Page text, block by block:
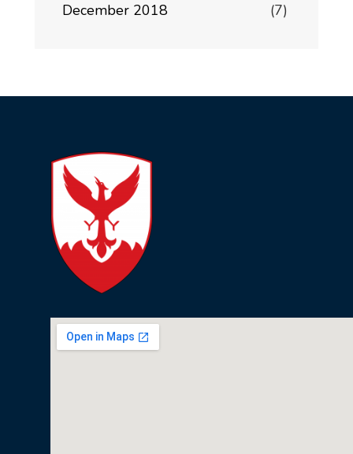
December 2018
(7)